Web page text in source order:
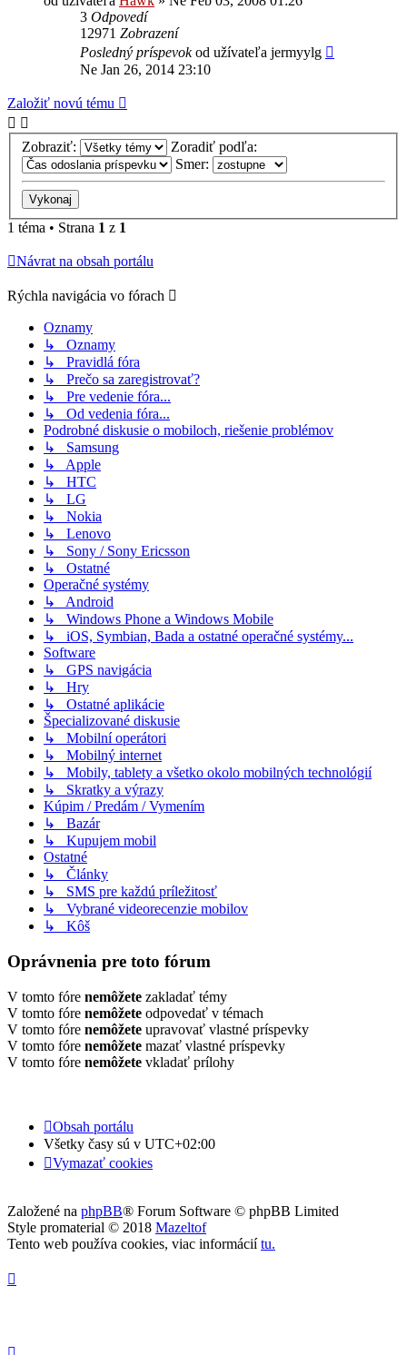
3 Odpovedí
12971 Zobrazení
Posledný príspevokod užívateľa jermyylg
Ne Jan 26, 2014 23:10
Založiť novú tému
Zobraziť:
Zoradiť podľa:
Smer:
1 téma • Strana 1 z 1
Návrat na obsah portálu
Rýchla navigácia vo fórach
Oznamy
↳ Oznamy
↳ Pravidlá fóra
↳ Prečo sa zaregistrovať?
↳ Pre vedenie fóra...
↳ Od vedenia fóra...
Podrobné diskusie o mobiloch, riešenie problémov
↳ Samsung
↳ Apple
↳ HTC
↳ LG
↳ Nokia
↳ Lenovo
↳ Sony / Sony Ericsson
↳ Ostatné
Operačné systémy
↳ Android
↳ Windows Phone a Windows Mobile
↳ iOS, Symbian, Bada a ostatné operačné systémy...
Software
↳ GPS navigácia
↳ Hry
↳ Ostatné aplikácie
Špecializované diskusie
↳ Mobilní operátori
↳ Mobilný internet
↳ Mobily, tablety a všetko okolo mobilných technológií
↳ Skratky a výrazy
Kúpim / Predám / Vymením
↳ Bazár
↳ Kupujem mobil
Ostatné
↳ Články
↳ SMS pre každú príležitosť
↳ Vybrané videorecenzie mobilov
↳ Kôš
Oprávnenia pre toto fórum
V tomto fóre nemôžete zakladať témy
V tomto fóre nemôžete odpovedať v témach
V tomto fóre nemôžete upravovať vlastné príspevky
V tomto fóre nemôžete mazať vlastné príspevky
V tomto fóre nemôžete vkladať prílohy
Obsah portálu
Všetky časy sú v UTC+02:00
Vymazať cookies
Založené na phpBB® Forum Software © phpBB Limited
Style promaterial © 2018 Mazeltof
Tento web používa cookies, viac informáciítu.